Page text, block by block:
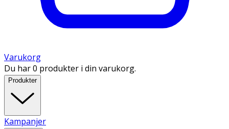
Varukorg
Du har 0 produkter i din varukorg.
Produkter
Kampanjer